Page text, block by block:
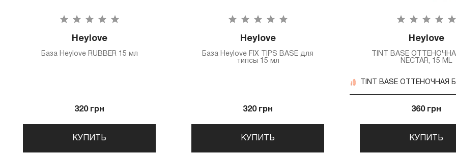
Heylove
База Heylove RUBBER 15 мл
320 грн
КУПИТЬ
Heylove
База Heylove FIX TIPS BASE для
типсы 15 мл
320 грн
КУПИТЬ
Heylove
TINT BASE
NECTAR, 15 ML
360 грн
КУПИТЬ